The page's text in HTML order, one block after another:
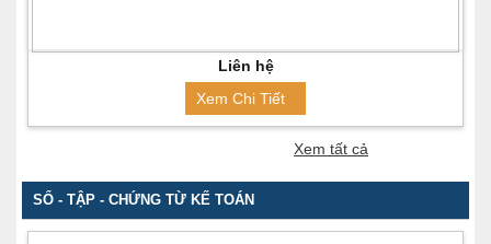
Liên hệ
Xem Chi Tiết
Xem tất cả
SỔ - TẬP - CHỨNG TỪ KẾ TOÁN